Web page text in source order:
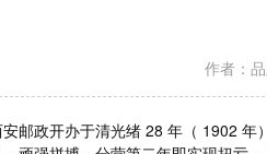
作者：
邮政开办于清光绪 28 年（ 1902 年